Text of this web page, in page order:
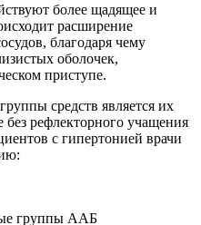
более щадящее и
расширение
благодаря чему
оболочек,
приступе.
средств является их
без рефлекторного учащения
с гипертонией врачи